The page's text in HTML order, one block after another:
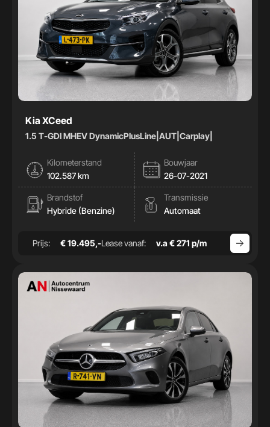
Kia XCeed
1.5 T-GDI MHEV DynamicPlusLine|AUT|Carplay|
Kilometerstand
102.587 km
Bouwjaar
26-07-2021
Brandstof
Hybride (Benzine)
Transmissie
Automaat
Prijs: € 19.495,-Lease vanaf: v.a € 271 p/m